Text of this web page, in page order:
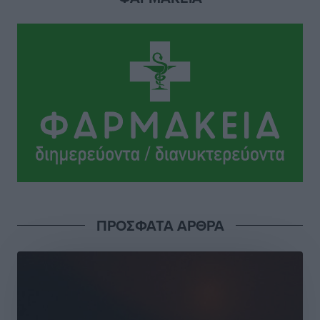
Ειδήσεις• πριν 22 ώρες
Οδηγός στη Ρόδο τράκαρε σταθμευμένο αυτοκίνητο,
παρέσυρε 72χρονο και διέφυγε
πριν 22 ώρες
Το νέο Ειδικό Χωροταξικό για τον Τουρισμό
ξανασχεδιάζει τον επενδυτικό χάρτη της Ρόδου
Υγείας πρέπει να φτάνει σε κάθε γωνιά – Ενισχύουμε
ΠΡΟΣΦΑΤΑ ΑΡΘΡΑ